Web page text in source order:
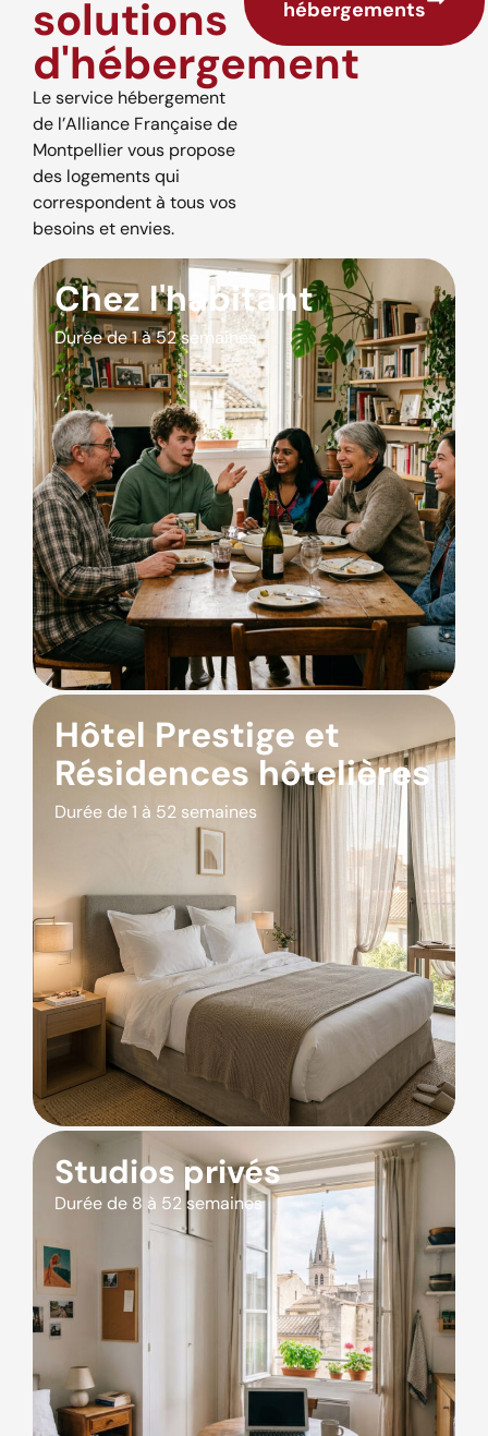
solutions
d'hébergement
Le service hébergement
de l’Alliance Française de
Montpellier vous propose
des logements qui
correspondent à tous vos
besoins et envies.
hébergements
Chez l'habitant
Durée de 1 à 52 semaines
Hôtel Prestige et
Résidences hôtelières
Durée de 1 à 52 semaines
Studios privés
Durée de 8 à 52 semaines